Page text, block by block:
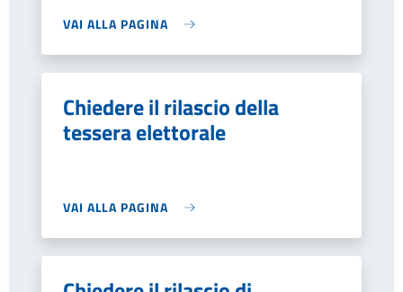
VAI ALLA PAGINA
Chiedere il rilascio della
tessera elettorale
VAI ALLA PAGINA